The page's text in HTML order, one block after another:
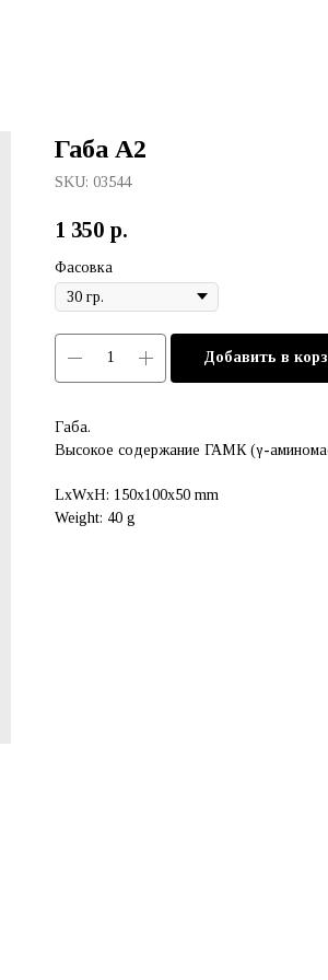
Габа А2
SKU: 03544
1 350 р.
Фасовка
Добавить в
Габа.
Высокое содержание ГАМК (γ-
LxWxH: 150x100x50 mm
Weight: 40 g